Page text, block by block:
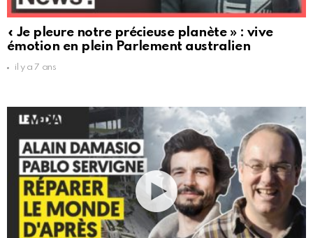
« Je pleure notre précieuse planète » : vive
émotion en plein Parlement australien
il y a 7 ans